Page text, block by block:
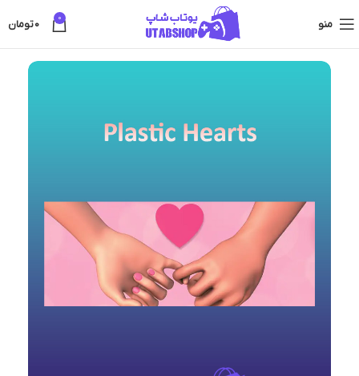
منو 0
0تومان